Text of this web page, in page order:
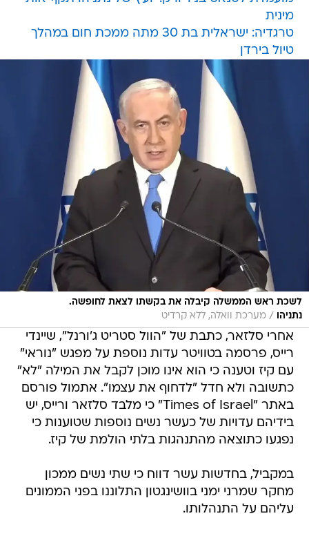
מינית
טרגדיה: ישראלית בת 30 מתה ממכת חום במהלך
טיול בירדן
לשכת ראש הממשלה קיבלה את בקשתו לצאת לחופשה.
נתניהו
/ מערכת וואלה, ללא קרדיט
אחרי סלזאר, כתבת של "הוול סטריט ג'ורנל", שיינדי
רייס, פרסמה בטוויטר עדות נוספת על מפגש "נוראי"
עם קיז וטענה כי הוא אינו מוכן לקבל את המילה "לא"
כתשובה ולא חדל "לדחוף את עצמו". אתמול פורסם
באתר "Times of Israel" כי מלבד סלזאר ורייס, יש
בידיהם עדויות של כעשר נשים נוספות שטוענות כי
נפגעו כתוצאה מהתנהגות בלתי הולמת של קיז.
במקביל, בחדשות עשר דווח כי שתי נשים ממכון
מחקר שמרני ימני בוושינגטון התלוננו בפני הממונים
עליהם על התנהלותו.